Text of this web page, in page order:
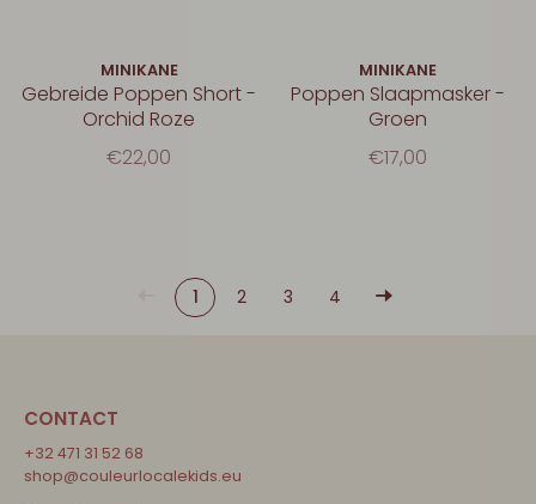
MINIKANE
Gebreide Poppen Short -
Orchid Roze
€22,00
MINIKANE
Poppen Slaapmasker -
Groen
€17,00
1 2 3 4
CONTACT
+32 471 31 52 68
shop@couleurlocalekids.eu